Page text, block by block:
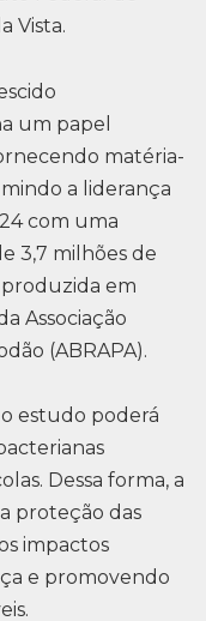
Vista.
um papel
matéria-
a liderança
com uma
3,7 milhões de
em
Associação
(ABRAPA).
estudo poderá
Dessa forma, a
proteção das
impactos
e promovendo